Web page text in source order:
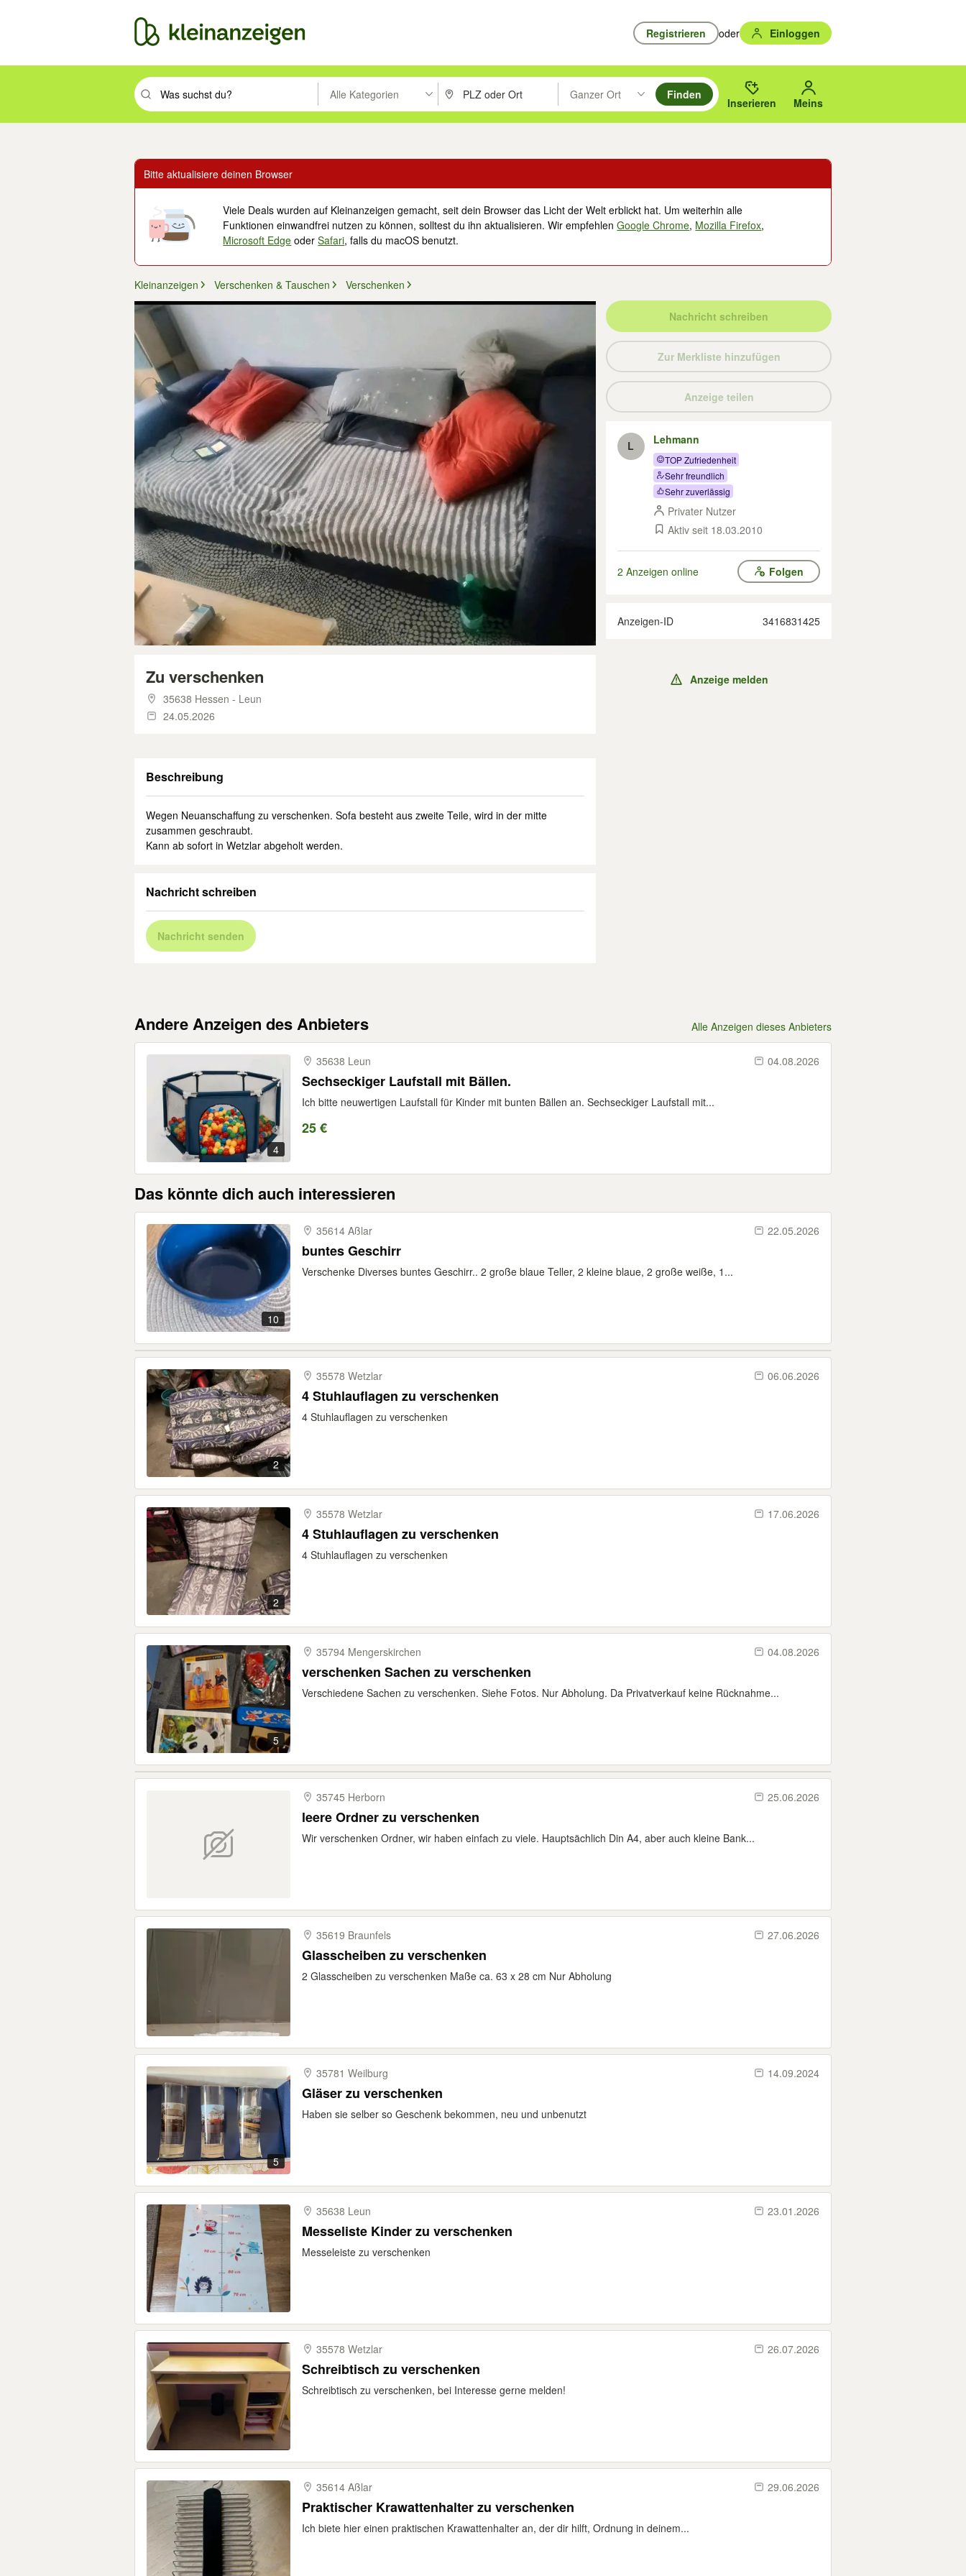
Registrieren oder Einloggen
Suchbegriff eingeben. Eingabetaste drücken um zu suchen, oder Vorschläge mit den Pfeiltasten nach oben/unten durchsuchen und mit Eingabetaste auswählen.
Alle Kategorien PLZ oder Ort eingeben. Eingabetaste drücken um zu suchen, oder Vorschläge mit den Pfeiltasten nach oben/
Ganzer Ort
Suche im Umkreis des gewählten Orts oder PLZ.
Finden
Inserieren Meins
Bitte aktualisiere deinen Browser
Viele Deals wurden auf Kleinanzeigen gemacht, seit dein Browser das Licht der Welt erblickt hat. Um weiterhin alle
Funktionen einwandfrei nutzen zu können, solltest du ihn aktualisieren. Wir empfehlenGoogle Chrome, Mozilla Firefox,
Microsoft Edge oderSafari, falls du macOS benutzt.
Kleinanzeigen Verschenken & Tauschen Verschenken
Zu verschenken
35638 Hessen - Leun
24.05.2026
Beschreibung
Wegen Neuanschaffung zu verschenken. Sofa besteht aus zweite Teile, wird in der mitte
zusammen geschraubt.
Kann ab sofort in Wetzlar abgeholt werden.
Nachricht schreiben
Nachricht senden
Nachricht schreiben
Zur Merkliste hinzufügen
Anzeige teilen
L Lehmann
TOP Zufriedenheit
Sehr freundlich
Sehr zuverlässig
Privater Nutzer
Aktiv seit 18.03.2010
2 Anzeigen online Folgen
Anzeigen-ID 3416831425
Anzeige melden
Andere Anzeigen des Anbieters Alle Anzeigen dieses Anbieters
4
35638 Leun 04.08.2026
Sechseckiger Laufstall mit Bällen.
Ich bitte neuwertigen Laufstall für Kinder mit bunten Bällen an. Sechseckiger Laufstall mit...
25 €
Das könnte dich auch interessieren
10
35614 Aßlar 22.05.2026
buntes Geschirr
Verschenke Diverses buntes Geschirr.. 2 große blaue Teller, 2 kleine blaue, 2 große weiße, 1...
2
35578 Wetzlar 06.06.2026
4 Stuhlauflagen zu verschenken
4 Stuhlauflagen zu verschenken
2
35578 Wetzlar 17.06.2026
4 Stuhlauflagen zu verschenken
4 Stuhlauflagen zu verschenken
5
35794 Mengerskirchen 04.08.2026
verschenken Sachen zu verschenken
Verschiedene Sachen zu verschenken. Siehe Fotos. Nur Abholung. Da Privatverkauf keine Rücknahme...
35745 Herborn 25.06.2026
leere Ordner zu verschenken
Wir verschenken Ordner, wir haben einfach zu viele. Hauptsächlich Din A4, aber auch kleine Bank...
35619 Braunfels 27.06.2026
Glasscheiben zu verschenken
2 Glasscheiben zu verschenken Maße ca. 63 x 28 cm Nur Abholung
5
35781 Weilburg 14.09.2024
Gläser zu verschenken
Haben sie selber so Geschenk bekommen, neu und unbenutzt
35638 Leun 23.01.2026
Messeliste Kinder zu verschenken
Messeleiste zu verschenken
35578 Wetzlar 26.07.2026
Schreibtisch zu verschenken
Schreibtisch zu verschenken, bei Interesse gerne melden!
35614 Aßlar 29.06.2026
Praktischer Krawattenhalter zu verschenken
Ich biete hier einen praktischen Krawattenhalter an, der dir hilft, Ordnung in deinem...